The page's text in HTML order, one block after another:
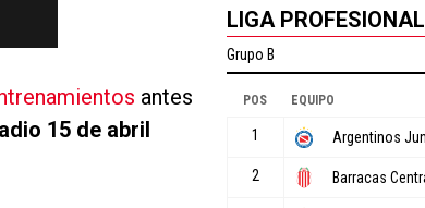
antes
15 de abril
LIGA PROFESIONAL